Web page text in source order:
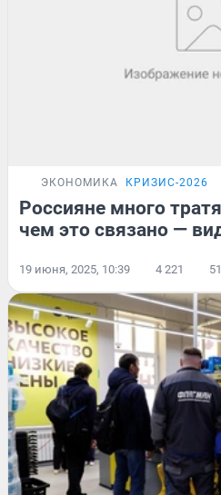
ЭКОНОМИКА КРИЗИС-2026
Россияне много
чем это связано —
19 июня, 2025, 10:39 4 221 51